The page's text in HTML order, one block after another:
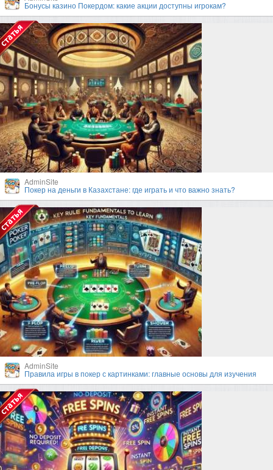
Бонусы казино Покердом: какие акции доступны игрокам?
AdminSite
Покер на деньги в Казахстане: где играть и что важно знать?
AdminSite
Правила игры в покер с картинками: главные основы для изучения